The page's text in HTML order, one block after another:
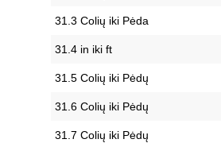
31.3 Colių iki Pėda
31.4 in iki ft
31.5 Colių iki Pėdų
31.6 Colių iki Pėdų
31.7 Colių iki Pėdų